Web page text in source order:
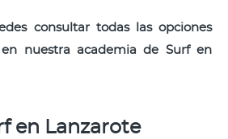
consultar todas las opciones
nuestra academia de Surf en
en Lanzarote